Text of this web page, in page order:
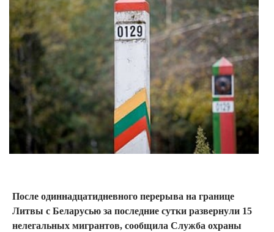
После одиннадцатидневного перерыва на границе
Литвы с Беларусью за последние сутки развернули 15
нелегальных мигрантов, сообщила Служба охраны